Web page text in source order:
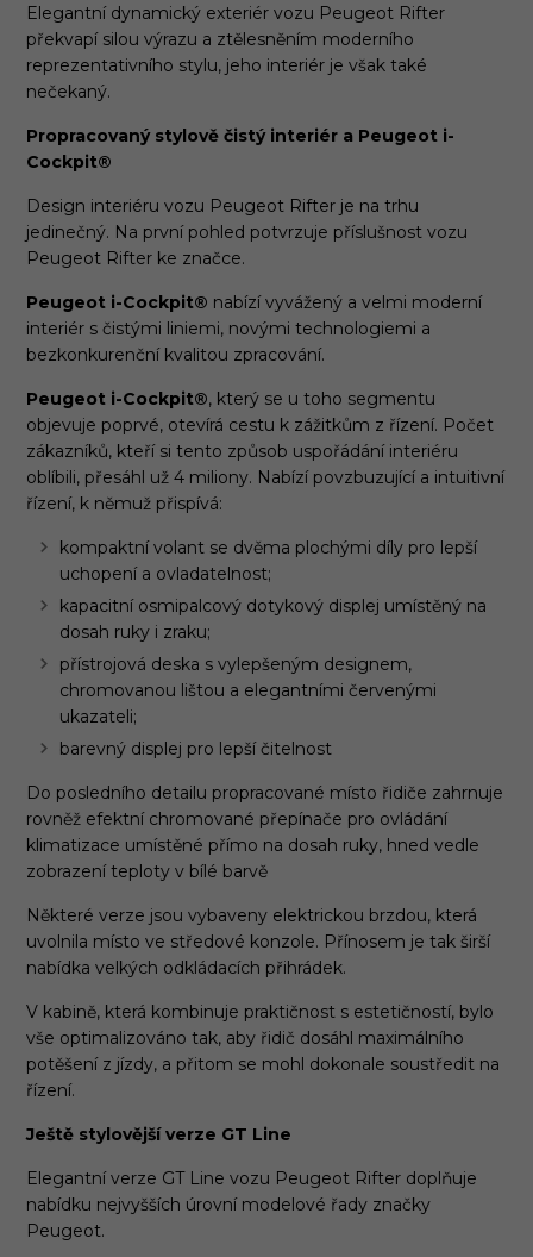
Elegantní dynamický exteriér vozu Peugeot Rifter
překvapí silou výrazu a ztělesněním moderního
reprezentativního stylu, jeho interiér je však také
nečekaný.
Propracovaný stylově čistý interiér a Peugeot i-
Cockpit®
Design interiéru vozu Peugeot Rifter je na trhu
jedinečný. Na první pohled potvrzuje příslušnost vozu
Peugeot Rifter ke značce.
Peugeot i-Cockpit® nabízí vyvážený a velmi moderní
interiér s čistými liniemi, novými technologiemi a
bezkonkurenční kvalitou zpracování.
Peugeot i-Cockpit®, který se u toho segmentu
objevuje poprvé, otevírá cestu k zážitkům z řízení. Počet
zákazníků, kteří si tento způsob uspořádání interiéru
oblíbili, přesáhl už 4 miliony. Nabízí povzbuzující a intuitivní
řízení, k němuž přispívá:
kompaktní volant se dvěma plochými díly pro lepší
uchopení a ovladatelnost;
kapacitní osmipalcový dotykový displej umístěný na
dosah ruky i zraku;
přístrojová deska s vylepšeným designem,
chromovanou lištou a elegantními červenými
ukazateli;
barevný displej pro lepší čitelnost
Do posledního detailu propracované místo řidiče zahrnuje
rovněž efektní chromované přepínače pro ovládání
klimatizace umístěné přímo na dosah ruky, hned vedle
zobrazení teploty v bílé barvě
Některé verze jsou vybaveny elektrickou brzdou, která
uvolnila místo ve středové konzole. Přínosem je tak širší
nabídka velkých odkládacích přihrádek.
V kabině, která kombinuje praktičnost s estetičností, bylo
vše optimalizováno tak, aby řidič dosáhl maximálního
potěšení z jízdy, a přitom se mohl dokonale soustředit na
řízení.
Ještě stylovější verze GT Line
Elegantní verze GT Line vozu Peugeot Rifter doplňuje
nabídku nejvyšších úrovní modelové řady značky
Peugeot.